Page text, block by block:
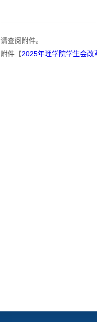
请查阅附件。
附件【2025年理学院学生会改